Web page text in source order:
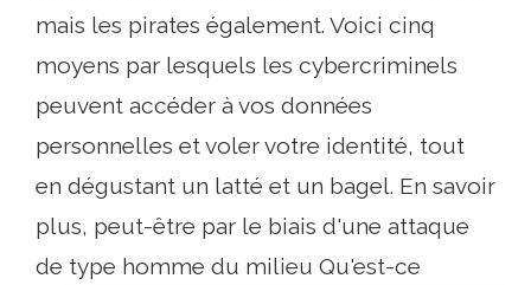
mais les pirates également. Voici cinq
moyens par lesquels les cybercriminels
peuvent accéder à vos données
personnelles et voler votre identité, tout
en dégustant un latté et un bagel. En savoir
plus, peut-être par le biais d'une attaque
de type homme du milieu Qu'est-ce